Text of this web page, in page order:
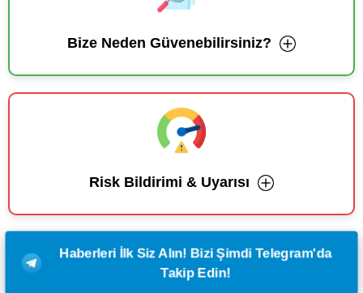
Bize Neden Güvenebilirsiniz?
Risk Bildirimi & Uyarısı
Haberleri İlk Siz Alın! Bizi Şimdi Telegram'da
Takip Edin!